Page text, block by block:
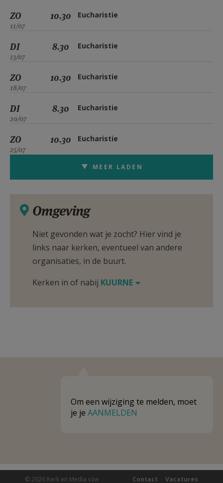
ZO
11/07
10.30 Eucharistie
DI
13/07
8.30 Eucharistie
ZO
18/07
10.30 Eucharistie
DI
20/07
8.30 Eucharistie
ZO
25/07
10.30 Eucharistie
MEER LADEN
Omgeving
Niet gevonden wat je zocht? Hier vind je
links naar kerken, eventueel van andere
organisaties, in de buurt.
Kerken in of nabij KUURNE
Om een wijziging te melden, moet
je je AANMELDEN
© 2026 Kerk en Media vzw Vacatures
Contact